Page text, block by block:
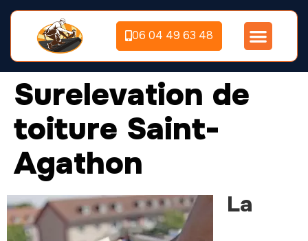
06 04 49 63 48
Surelevation de
toiture Saint-
Agathon
La